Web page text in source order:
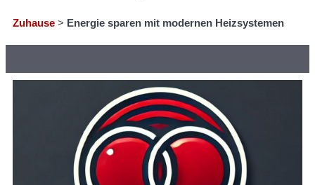
Zuhause > Energie sparen mit modernen Heizsystemen